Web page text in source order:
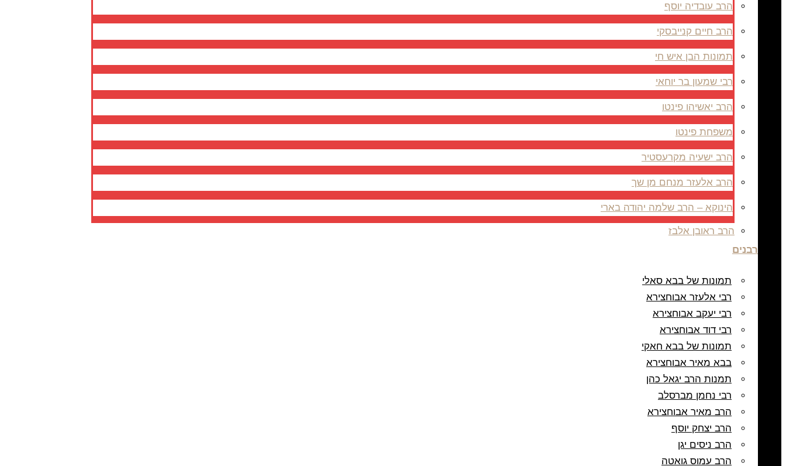
הרב עובדיה יוסף
הרב חיים קנייבסקי
תמונות הבן איש חי
רבי שמעון בר יוחאי
הרב יאשיהו פינטו
משפחת פינטו
הרב ישעיה מקרעסטיר
הרב אלעזר מנחם מן שך
הינוקא – הרב שלמה יהודה בארי
הרב ראובן אלבז
רבנים
תמונות של בבא סאלי
רבי אלעזר אבוחצירא
רבי יעקב אבוחצירא
רבי דוד אבוחצירא
תמונות של בבא חאקי
בבא מאיר אבוחצירא
תמנות הרב יגאל כהן
רבי נחמן מברסלב
הרב מאיר אבוחצירא
הרב יצחק יוסף
הרב ניסים יגן
הרב עמוס גואטה